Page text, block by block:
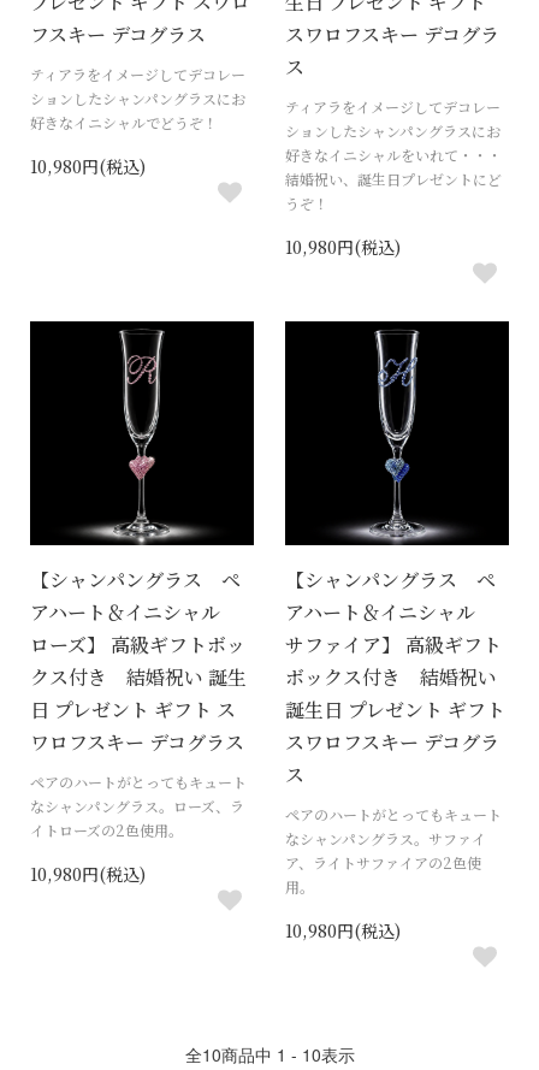
フスキー デコグラス
ティアラをイメージしてデコレー
ションしたシャンパングラスにお
好きなイニシャルでどうぞ！
10,980円(税込)
スワロフスキー デコグラ
ス
ティアラをイメージしてデコレー
ションしたシャンパングラスにお
好きなイニシャルをいれて・・・
結婚祝い、誕生日プレゼントにど
うぞ！
10,980円(税込)
【シャンパングラス ペ
アハート＆イニシャル
ローズ】 高級ギフトボッ
クス付き 結婚祝い 誕生
日 プレゼント ギフト ス
ワロフスキー デコグラス
ペアのハートがとってもキュート
なシャンパングラス。ローズ、ラ
イトローズの2色使用。
10,980円(税込)
【シャンパングラス ペ
アハート＆イニシャル
サファイア】 高級ギフト
ボックス付き 結婚祝い
誕生日 プレゼント ギフト
スワロフスキー デコグラ
ス
ペアのハートがとってもキュート
なシャンパングラス。サファイ
ア、ライトサファイアの2色使
用。
10,980円(税込)
全10商品中 1 - 10表示